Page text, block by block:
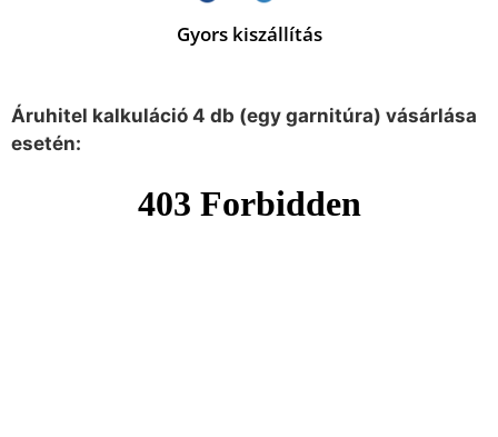
Gyors kiszállítás
Áruhitel kalkuláció 4 db (egy garnitúra) vásárlása
esetén: